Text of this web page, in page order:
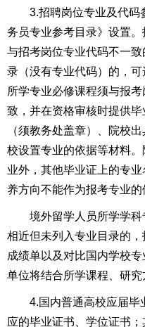
3.招聘岗位专业及代码
务员专业参考目录》设置
与招考岗位专业代码不一
录（没有专业代码）的，可
所学专业必修课程须与报
致，并在资格审核时提供
（须教务处盖章）、院校
校设置专业的依据等材料
业外，其他毕业证上的专
养方向不能作为报考专业的
境外留学人员所学学科
相近但未列入专业目录的
成绩单以及对比国内学校
单位将结合所学课程、研究
4.国内普通高校应届毕
应的毕业证书、学位证书